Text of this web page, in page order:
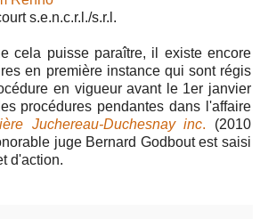
s.e.n.c.r.l./s.r.l.
cela puisse paraître, il existe encore
en première instance qui sont régis
en vigueur avant le 1er janvier
procédures pendantes dans l'affaire
Juchereau-Duchesnay inc. (2010
juge Bernard Godbout est saisi
d'action.